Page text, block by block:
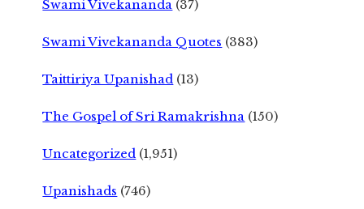
Swami Vivekananda (37)
Swami Vivekananda Quotes (383)
Taittiriya Upanishad (13)
The Gospel of Sri Ramakrishna (150)
Uncategorized (1,951)
Upanishads (746)